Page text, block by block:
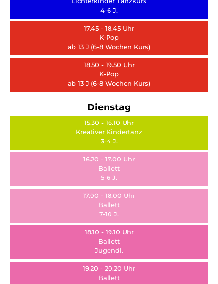
4-6 J.
17.45 - 18.45 Uhr
K-Pop
ab 13 J (6-8 Wochen Kurs)
18.50 - 19.50 Uhr
K-Pop
ab 13 J (6-8 Wochen Kurs)
Dienstag
15.30 - 16.10 Uhr
Kreativer Kindertanz
3-4 J.
16.20 - 17.00 Uhr
Ballett
5-6 J.
17.00 - 18.00 Uhr
Ballett
7-10 J.
18.10 - 19.10 Uhr
Ballett
Jugendl.
19.20 - 20.20 Uhr
Ballett